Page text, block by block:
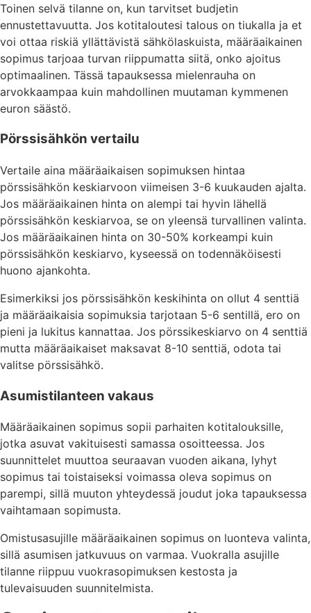
Toinen selvä tilanne on, kun tarvitset budjetin
ennustettavuutta. Jos kotitaloutesi talous on tiukalla ja et
voi ottaa riskiä yllättävistä sähkölaskuista, määräaikainen
sopimus tarjoaa turvan riippumatta siitä, onko ajoitus
optimaalinen. Tässä tapauksessa mielenrauha on
arvokkaampaa kuin mahdollinen muutaman kymmenen
euron säästö.
Pörssisähkön vertailu
Vertaile aina määräaikaisen sopimuksen hintaa
pörssisähkön keskiarvoon viimeisen 3-6 kuukauden ajalta.
Jos määräaikainen hinta on alempi tai hyvin lähellä
pörssisähkön keskiarvoa, se on yleensä turvallinen valinta.
Jos määräaikainen hinta on 30-50% korkeampi kuin
pörssisähkön keskiarvo, kyseessä on todennäköisesti
huono ajankohta.
Esimerkiksi jos pörssisähkön keskihinta on ollut 4 senttiä
ja määräaikaisia sopimuksia tarjotaan 5-6 sentillä, ero on
pieni ja lukitus kannattaa. Jos pörssikeskiarvo on 4 senttiä
mutta määräaikaiset maksavat 8-10 senttiä, odota tai
valitse pörssisähkö.
Asumistilanteen vakaus
Määräaikainen sopimus sopii parhaiten kotitalouksille,
jotka asuvat vakituisesti samassa osoitteessa. Jos
suunnittelet muuttoa seuraavan vuoden aikana, lyhyt
sopimus tai toistaiseksi voimassa oleva sopimus on
parempi, sillä muuton yhteydessä joudut joka tapauksessa
vaihtamaan sopimusta.
Omistusasujille määräaikainen sopimus on luonteva valinta,
sillä asumisen jatkuvuus on varmaa. Vuokralla asujille
tilanne riippuu vuokrasopimuksen kestosta ja
tulevaisuuden suunnitelmista.